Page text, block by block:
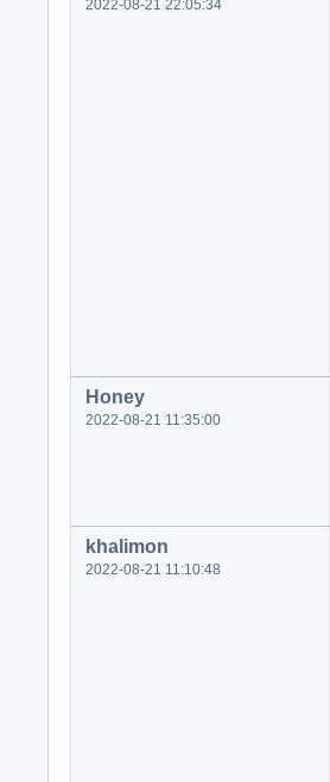
2022-08-21 22:05:34
Honey
2022-08-21 11:35:00
khalimon
2022-08-21 11:10:48